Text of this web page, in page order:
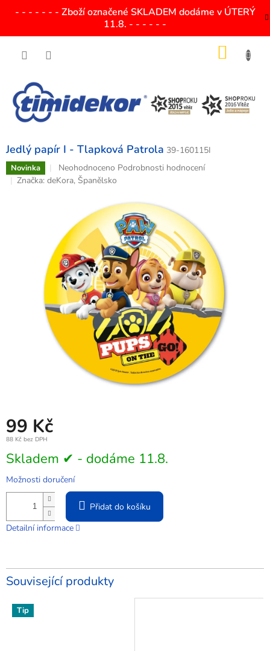
- - - - - - - Zboží označené SKLADEM dodáme v ÚTERÝ
11.8. - - - - - -
Jedlý papír I - Tlapková Patrola 39-160115I
Novinka
Průměrné
hodnocení
5
hvězdiček.
Neohodnoceno Podrobnosti hodnocení
Značka: deKora, Španělsko
99 Kč
88 Kč bez DPH
Měrná
cena:
Skladem ✔ - dodáme 11.8.
Možnosti doručení
Přidat do košíku
Detailní informace
Související produkty
Tip